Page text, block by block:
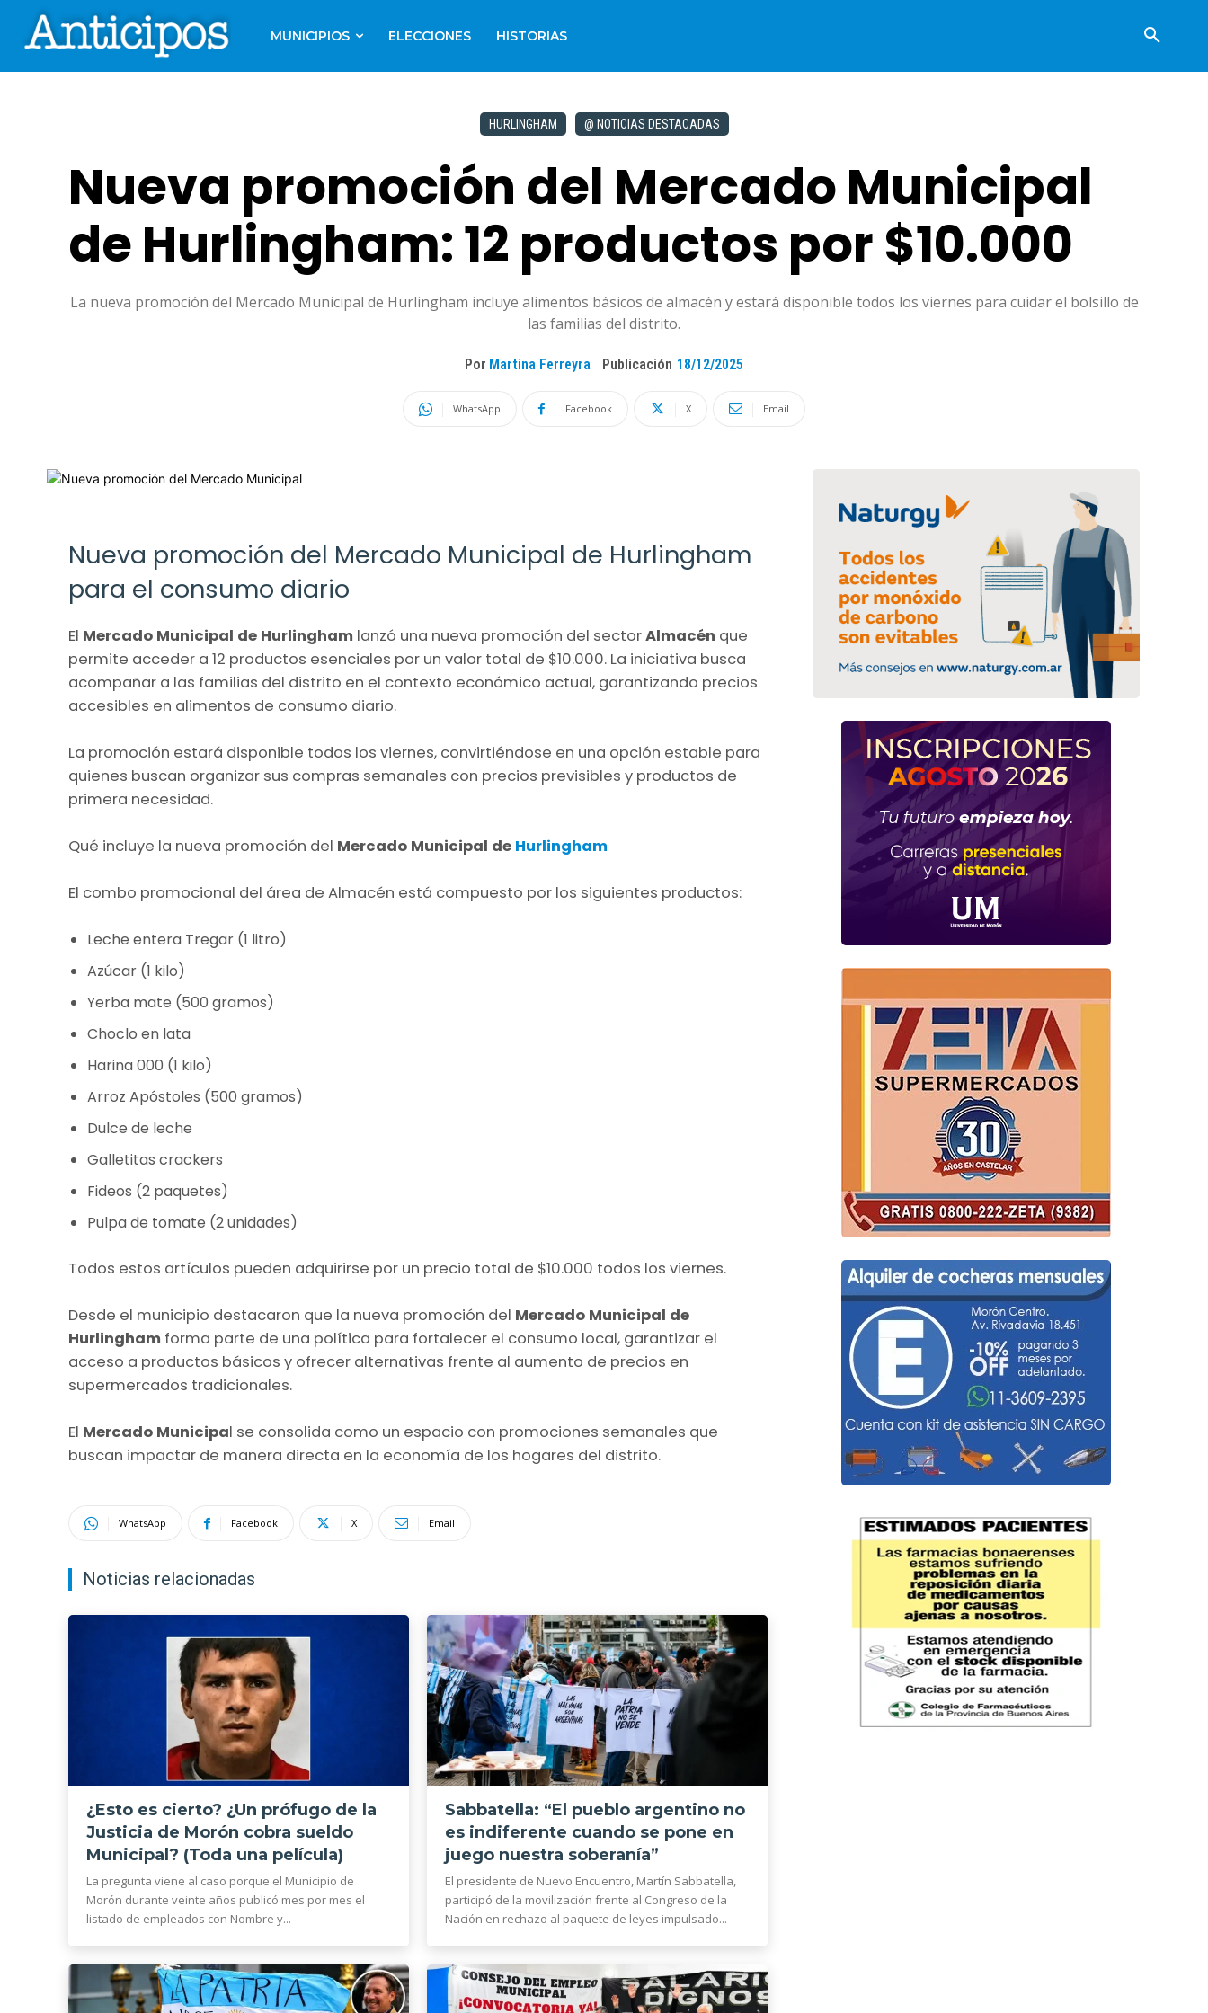
MUNICIPIOS ELECCIONES HISTORIAS
HURLINGHAM @ NOTICIAS DESTACADAS
Nueva promoción del Mercado Municipal
de Hurlingham: 12 productos por $10.000
La nueva promoción del Mercado Municipal de Hurlingham incluye alimentos básicos de almacén y estará disponible todos los viernes para cuidar el bolsillo de
las familias del distrito.
Por Martina Ferreyra Publicación 18/12/2025
WhatsApp Facebook X Email
Nueva promoción del Mercado Municipal de Hurlingham
para el consumo diario
El Mercado Municipal de Hurlingham lanzó una nueva promoción del sectorAlmacén que
permite acceder a 12 productos esenciales por un valor total de $10.000. La iniciativa busca
acompañar a las familias del distrito en el contexto económico actual, garantizando precios
accesibles en alimentos de consumo diario.
La promoción estará disponible todos los viernes, convirtiéndose en una opción estable para
quienes buscan organizar sus compras semanales con precios previsibles y productos de
primera necesidad.
Qué incluye la nueva promoción del Mercado Municipal de Hurlingham
El combo promocional del área de Almacén está compuesto por los siguientes productos:
Leche entera Tregar (1 litro)
Azúcar (1 kilo)
Yerba mate (500 gramos)
Choclo en lata
Harina 000 (1 kilo)
Arroz Apóstoles (500 gramos)
Dulce de leche
Galletitas crackers
Fideos (2 paquetes)
Pulpa de tomate (2 unidades)
Todos estos artículos pueden adquirirse por un precio total de $10.000 todos los viernes.
Desde el municipio destacaron que la nueva promoción del Mercado Municipal de
Hurlingham forma parte de una política para fortalecer el consumo local, garantizar el
acceso a productos básicos y ofrecer alternativas frente al aumento de precios en
supermercados tradicionales.
El Mercado Municipal se consolida como un espacio con promociones semanales que
buscan impactar de manera directa en la economía de los hogares del distrito.
WhatsApp Facebook X Email
Noticias relacionadas
¿Esto es cierto? ¿Un prófugo de la
Justicia de Morón cobra sueldo
Municipal? (Toda una película)
La pregunta viene al caso porque el Municipio de
Morón durante veinte años publicó mes por mes el
listado de empleados con Nombre y...
Sabbatella: “El pueblo argentino no
es indiferente cuando se pone en
juego nuestra soberanía”
El presidente de Nuevo Encuentro, Martín Sabbatella,
participó de la movilización frente al Congreso de la
Nación en rechazo al paquete de leyes impulsado...